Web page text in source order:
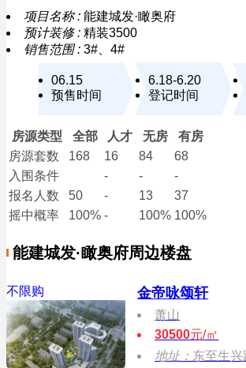
项目名称 : 能建城发·瞰奥府
预计装修 : 精装3500
销售范围 : 3#、4#
06.15
预售时间
6.18-6.20
登记时间
房源类型 全部 人才 无房
有房
房源套数
168 16 84
68
入围条件
- -
-
报名 人数 50 - 13
37
摇中概率
100% - 100% 100%
能建城发·瞰奥府周边楼盘
不限购 金帝咏颂轩
萧山
30500元/㎡
地址： 东至生兴路，西